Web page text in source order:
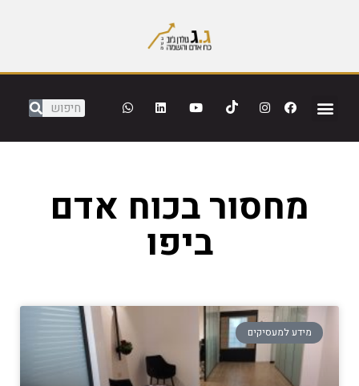
מחסור בכוח אדם
ביפו
מידע למעסיקים